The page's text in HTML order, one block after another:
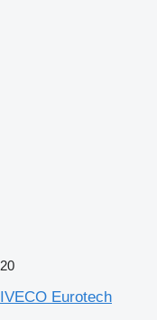
20
IVECO Eurotech